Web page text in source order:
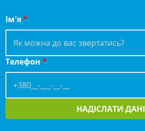
Ім'я*
Телефон*
НАДІСЛАТИ ДАНІ